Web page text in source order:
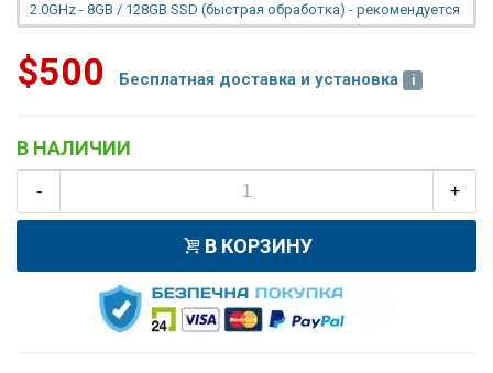
2.0GHz - 8GB / 128GB SSD (быстрая обработка) - рекомендуется
$500 Бесплатная доставка и установка
В НАЛИЧИИ
- +
В КОРЗИНУ